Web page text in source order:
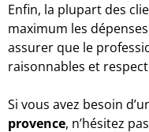
Enfin, la plupart des
maximum les
assurer que le
raisonnables et
Si vous avez besoin
provence, n’hésitez